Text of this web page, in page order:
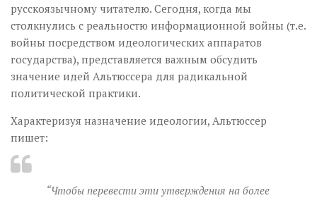
русскоязычному читателю. Сегодня, когда мы
столкнулись с реальностю информационной войны (т.е.
войны посредством идеологических аппаратов
государства), представляется важным обсудить
значение идей Альтюссера для радикальной
политической практики.
Характеризуя назначение идеологии, Альтюссер
пишет:
“Чтобы перевести эти утверждения на более